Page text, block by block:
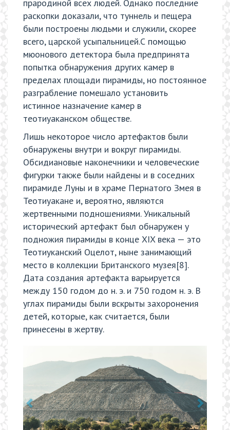
прародиной всех людей. Однако последние
раскопки доказали, что туннель и пещера
были построены людьми и служили, скорее
всего, царской усыпальницей.С помощью
мюонового детектора была предпринята
попытка обнаружения других камер в
пределах площади пирамиды, но постоянное
разграбление помешало установить
истинное назначение камер в
теотиуаканском обществе.
Лишь некоторое число артефактов были
обнаружены внутри и вокруг пирамиды.
Обсидиановые наконечники и человеческие
фигурки также были найдены и в соседних
пирамиде Луны и в храме Пернатого Змея в
Теотиуакане и, вероятно, являются
жертвенными подношениями. Уникальный
исторический артефакт был обнаружен у
подножия пирамиды в конце XIX века — это
Теотиуканский Оцелот, ныне занимающий
место в коллекции Британского музея[8].
Дата создания артефакта варьируется
между 150 годом до н. э. и 750 годом н. э. В
углах пирамиды были вскрыты захоронения
детей, которые, как считается, были
принесены в жертву.